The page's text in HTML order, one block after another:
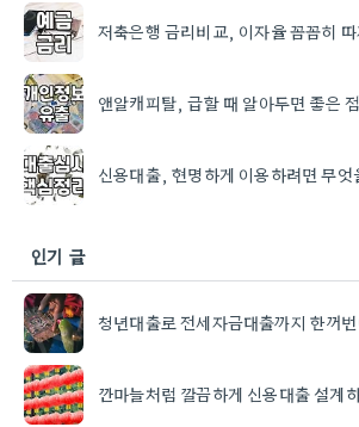
저축은행 금리비교, 이자율 꼼꼼히
앤알캐피탈, 급할 때 알아두면 좋은 점
신용대출, 현명하게 이용하려면 무엇
인기 글
청년대출로 전세자금대출까지 한꺼
깐마늘처럼 깔끔하게 신용대출 설계